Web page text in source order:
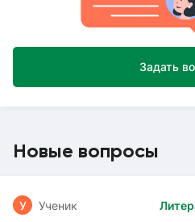
Задать
Новые вопросы
У Ученик